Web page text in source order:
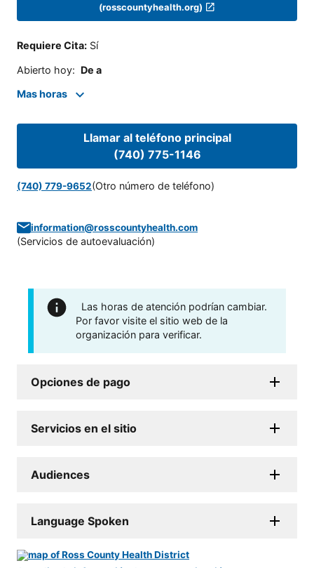
(rosscountyhealth.org)
Requiere Cita: Sí
Abierto hoy: De a
Mas horas
Llamar al teléfono principal
(740) 775-1146
(740) 779-9652(Otro número de teléfono)
information@rosscountyhealth.com
(Servicios de autoevaluación)
Las horas de atención podrían cambiar.
Por favor visite el sitio web de la
organización para verificar.
Opciones de pago
Servicios en el sitio
Audiences
Language Spoken